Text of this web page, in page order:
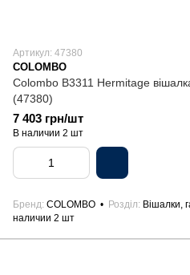
Артикул: 47380
COLOMBO
Colombo B3311 Hermitage
(47380)
7 403 грн/шт
В наличии 2 шт
Бренд COLOMBO Розділ Вішалки,
наличии 2 шт